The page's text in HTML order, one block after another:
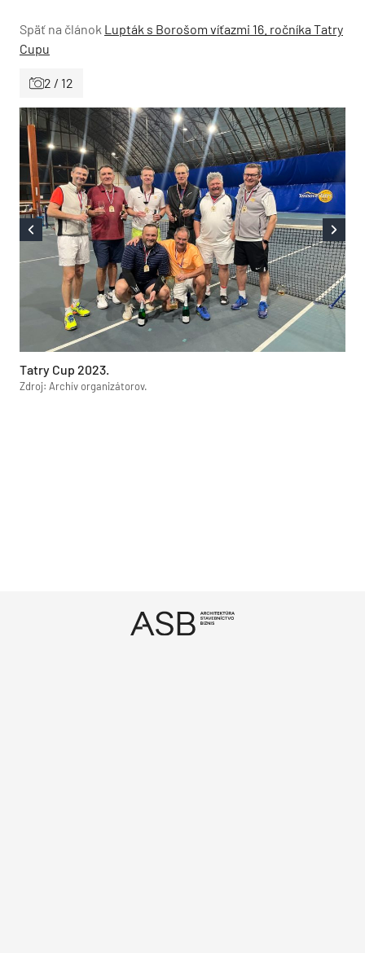
Späť na článok Lupták s Borošom víťazmi 16. ročníka Tatry
Cupu
2 / 12
Tatry Cup 2023.
Zdroj: Archív organizátorov.